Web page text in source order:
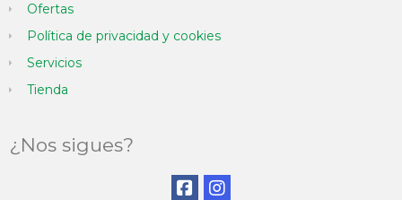
Ofertas
Política de privacidad y cookies
Servicios
Tienda
¿Nos sigues?